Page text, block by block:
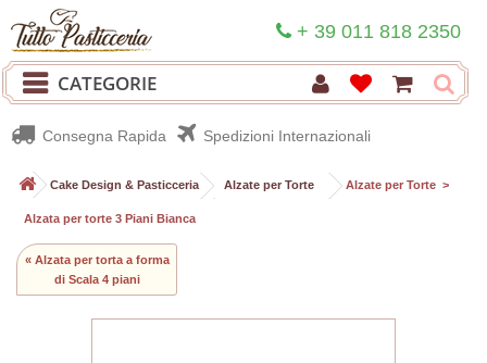
+ 39 011 818 2350
CATEGORIE
Consegna Rapida Spedizioni Internazionali
> Cake Design & Pasticceria >Alzate per Torte > Alzate per Torte >
Alzata per torte 3 Piani Bianca
« Alzata per torta a forma
di Scala 4 piani